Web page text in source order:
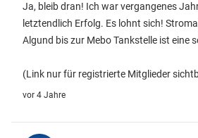
Ja, bleib dran! Ich war vergangenes
letztendlich Erfolg. Es lohnt sich!
Algund bis zur Mebo Tankstelle ist eine
(Link nur für registrierte Mitglieder
vor 4 Jahre